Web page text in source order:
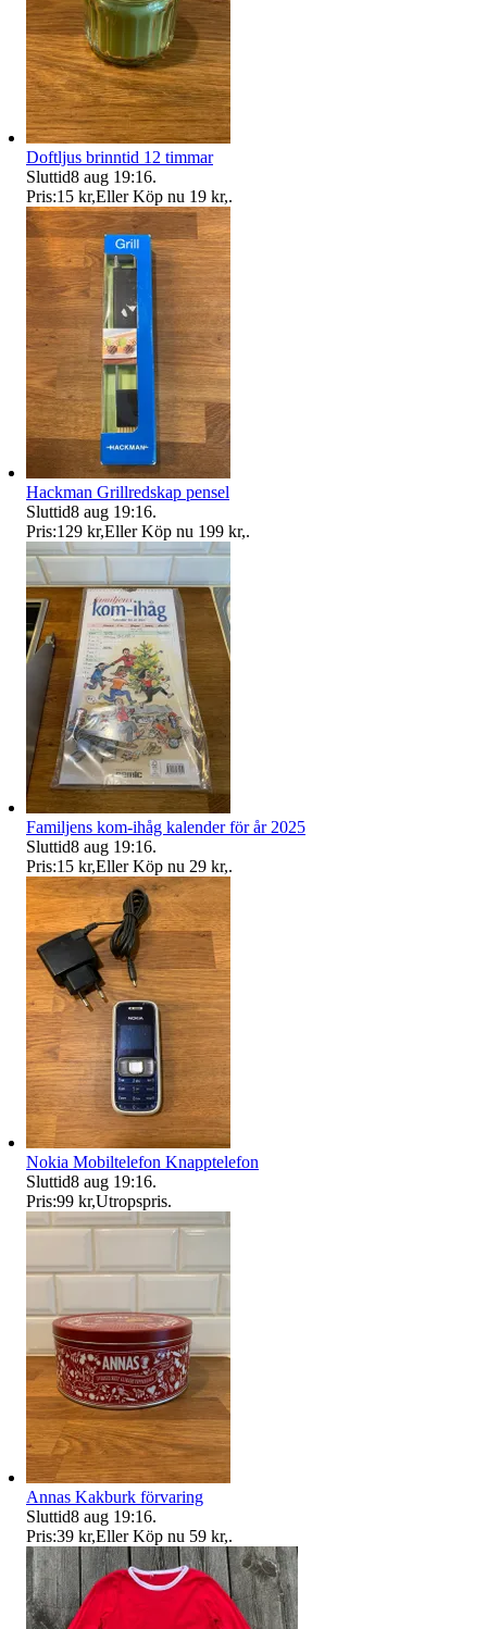
Doftljus brinntid 12 timmar
Sluttid8 aug 19:16.
Pris:15 kr,Eller Köp nu 19 kr,.
Hackman Grillredskap pensel
Sluttid8 aug 19:16.
Pris:129 kr,Eller Köp nu 199 kr,.
Familjens kom-ihåg kalender för år 2025
Sluttid8 aug 19:16.
Pris:15 kr,Eller Köp nu 29 kr,.
Nokia Mobiltelefon Knapptelefon
Sluttid8 aug 19:16.
Pris:99 kr,Utropspris.
Annas Kakburk förvaring
Sluttid8 aug 19:16.
Pris:39 kr,Eller Köp nu 59 kr,.